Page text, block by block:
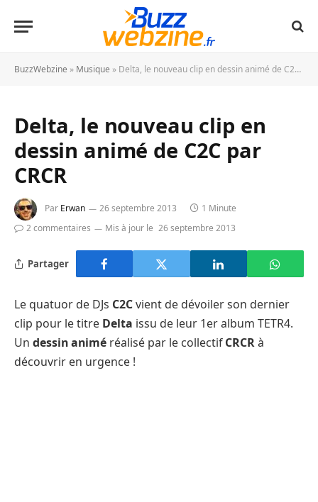
BuzzWebzine » Musique » Delta, le nouveau clip en dessin animé de C2C par CRCR
Delta, le nouveau clip en
dessin animé de C2C par
CRCR
Par Erwan 26 septembre 2013
1 Minute
2 commentaires
Mis à jour le 26 septembre 2013
Partager
Le quatuor de DJs C2Cvient de dévoiler son dernier
clip pour le titre Delta issu de leur 1er album TETR4.
Un dessin animé réalisé par le collectifCRCRà
découvrir en urgence !